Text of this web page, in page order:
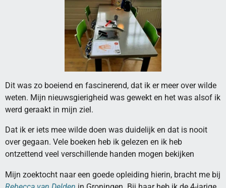
Dit was zo boeiend en fascinerend, dat ik er meer over wilde
weten. Mijn nieuwsgierigheid was gewekt en het was alsof ik
werd geraakt in mijn ziel.
Dat ik er iets mee wilde doen was duidelijk en dat is nooit
over gegaan. Vele boeken heb ik gelezen en ik heb
ontzettend veel verschillende handen mogen bekijken
Mijn zoektocht naar een goede opleiding hierin, bracht me bij